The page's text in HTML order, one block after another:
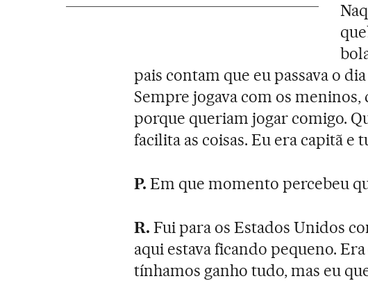
pais contam que eu passava o
Sempre jogava com os
porque queriam jogar comigo.
facilita as coisas. Eu era capitã e
P. Em que momento percebeu
R. Fui para os Estados Unidos
aqui estava ficando pequeno.
tínhamos ganho tudo, mas eu